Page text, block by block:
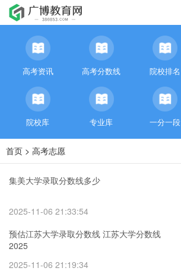
高考资讯 高考分数线 院校排名
院校库 专业库 一分一段
首页 > 高考志愿
集美大学录取分数线多少
2025-11-06 21:33:54
预估江苏大学录取分数线 江苏大学分数线
2025
2025-11-06 21:19:34